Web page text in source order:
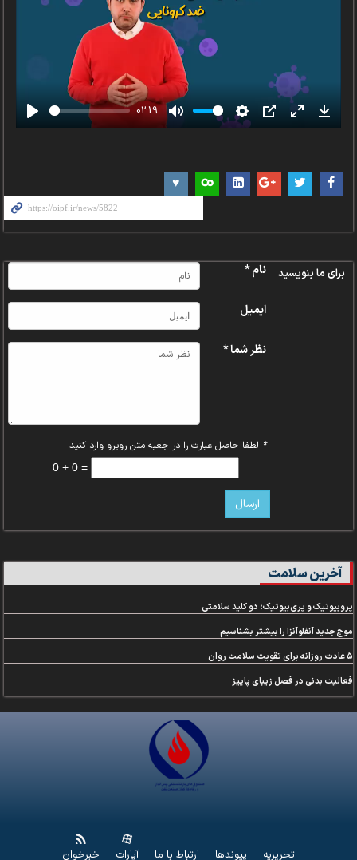
Play
02:19
Mute Settings
PIP
Enter
برای ما بنویسید نام *
ایمیل
نظر شما *
* لطفا حاصل عبارت را در جعبه متن روبرو وارد کنید
0 + 0 =
آخرین سلامت
پروبیوتیک و پری‌بیوتیک؛ دو کلید سلامتی
موج جدید آنفلوآنزا را بیشتر بشناسیم
۵ عادت روزانه برای تقویت سلامت روان
فعالیت بدنی در فصل زیبای پاییز
تحریریه پیوندها ارتباط با ما آپارات خبرخوان